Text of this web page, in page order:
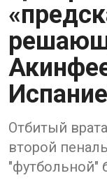
Отбитый
второй
"футбольной"